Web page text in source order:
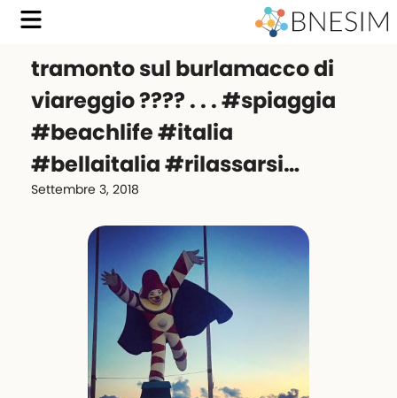
tramonto sul burlamacco di
viareggio ???? . . . #spiaggia
#beachlife #italia
#bellaitalia #rilassarsi…
Settembre 3, 2018